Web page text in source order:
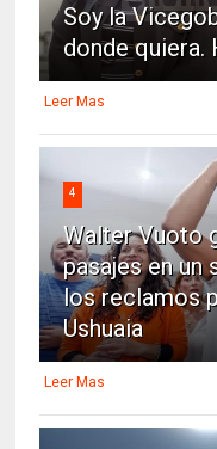
Soy la
donde quiera.
Leer Mas
4
Walter Vuoto
pasajes en
los reclamos
Ushuaia
Leer Mas